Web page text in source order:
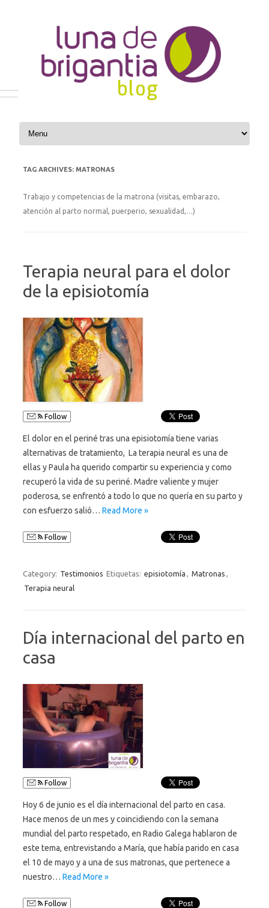
Skip to content
TAG ARCHIVES: MATRONAS
Trabajo y competencias de la matrona (visitas, embarazo,
atención al parto normal, puerperio, sexualidad,…)
Terapia neural para el dolor
de la episiotomía
Follow
El dolor en el periné tras una episiotomía tiene varias
alternativas de tratamiento, La terapia neural es una de
ellas y Paula ha querido compartir su experiencia y como
recuperó la vida de su periné. Madre valiente y mujer
poderosa, se enfrentó a todo lo que no quería en su parto y
con esfuerzo salió… Read More »
Follow
Category: Testimonios Etiquetas: episiotomía Matronas
Terapia neural
Día internacional del parto en
casa
Follow
Hoy 6 de junio es el día internacional del parto en casa.
Hace menos de un mes y coincidiendo con la semana
mundial del parto respetado, en Radio Galega hablaron de
este tema, entrevistando a María, que había parido en casa
el 10 de mayo y a una de sus matronas, que pertenece a
nuestro… Read More »
Follow